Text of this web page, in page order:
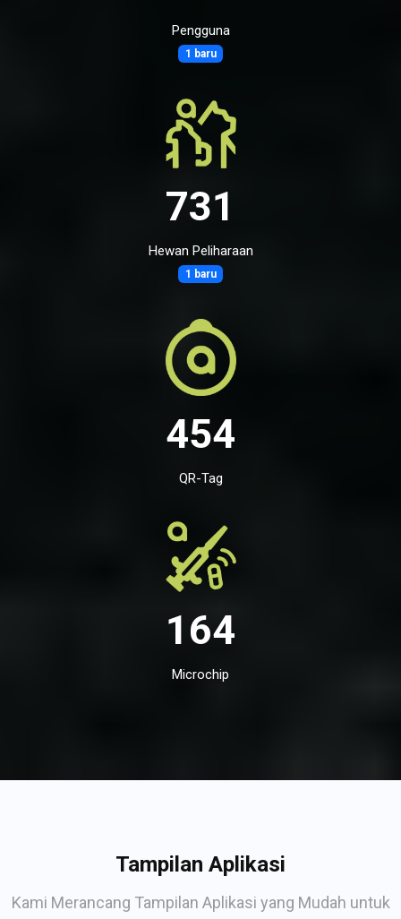
Pengguna
1 baru
731
Hewan Peliharaan
1 baru
454
QR-Tag
164
Microchip
Tampilan Aplikasi
Kami Merancang Tampilan Aplikasi yang Mudah untuk